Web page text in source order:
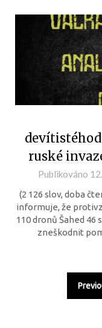
ruské
Publikováno
(2 126 slov, doba
informuje, že
110 dronů Šahed
zneškodnit